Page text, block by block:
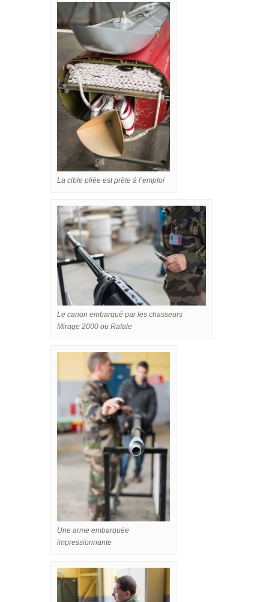
La cible pliée est prête à l’emploi
Le canon embarqué par les chasseurs
Mirage 2000 ou Rafale
Une arme embarquée
impressionnante